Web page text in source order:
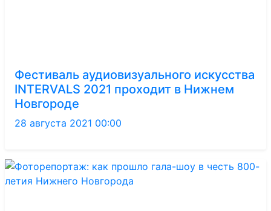
Фестиваль аудиовизуального искусства
INTERVALS 2021 проходит в Нижнем
Новгороде
28 августа 2021 00:00